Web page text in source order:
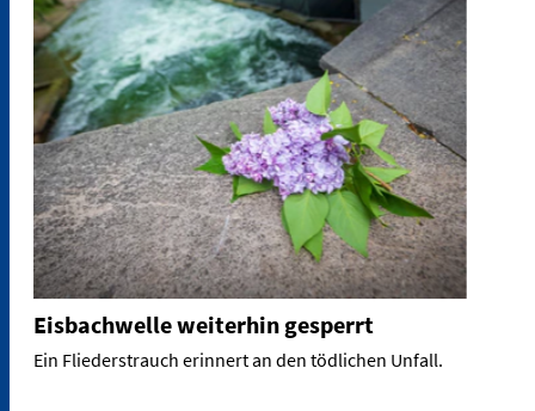
Eisbachwelle weiterhin gesperrt
Ein Fliederstrauch erinnert an den tödlichen Unfall.